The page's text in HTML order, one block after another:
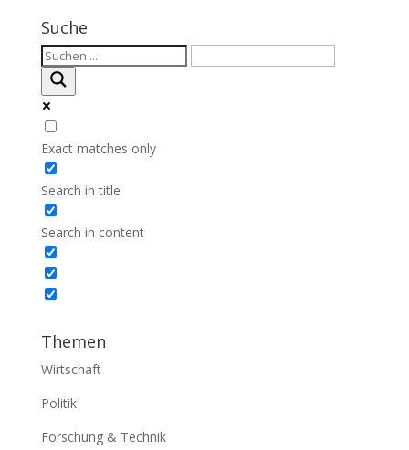
Suche
Exact matches only
Search in title
Search in content
Themen
Wirtschaft
Politik
Forschung & Technik